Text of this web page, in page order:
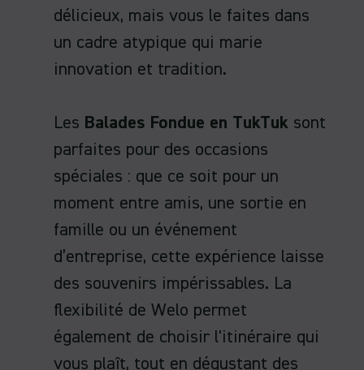
délicieux, mais vous le faites dans
un cadre atypique qui marie
innovation et tradition.
Les Balades Fondue en TukTuk sont
parfaites pour des occasions
spéciales : que ce soit pour un
moment entre amis, une sortie en
famille ou un événement
d’entreprise, cette expérience laisse
des souvenirs impérissables. La
flexibilité de Welo permet
également de choisir l'itinéraire qui
vous plaît, tout en dégustant des